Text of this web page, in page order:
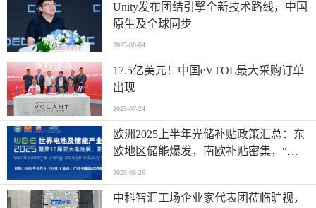
Unity发布团结引擎全新技术路线，中国
原生及全球同步
2025-08-04
17.5亿美元！中国eVTOL最大采购订单
出现
2025-07-24
欧洲2025上半年光储补贴政策汇总：东
欧地区储能爆发，南欧补贴密集，“削
光补储”模式迅速扩张
2025-06-26
中科智汇工场企业家代表团莅临旷视，